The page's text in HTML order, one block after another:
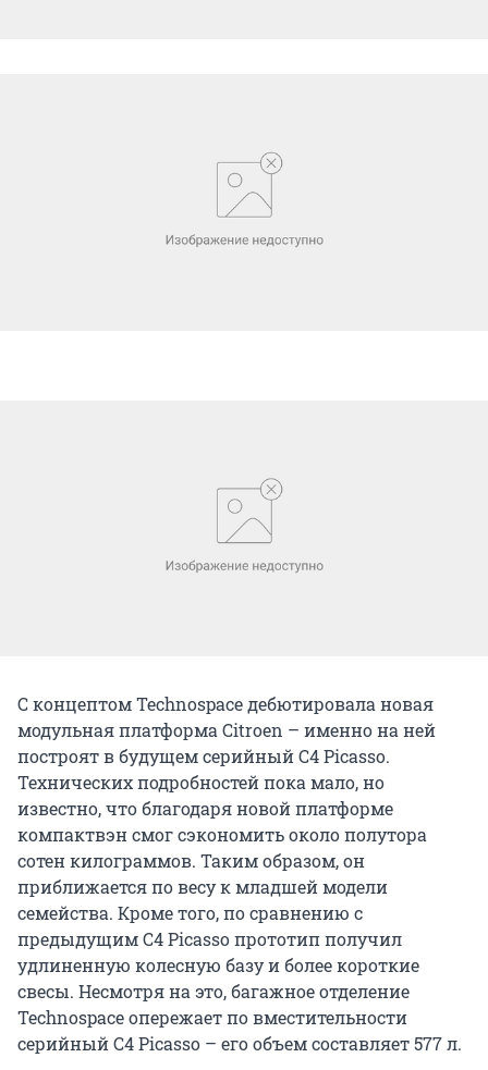
С концептом Technospace дебютировала новая
модульная платформа Citroen – именно на ней
построят в будущем серийный C4 Picasso.
Технических подробностей пока мало, но
известно, что благодаря новой платформе
компактвэн смог сэкономить около полутора
сотен килограммов. Таким образом, он
приближается по весу к младшей модели
семейства. Кроме того, по сравнению с
предыдущим C4 Picasso прототип получил
удлиненную колесную базу и более короткие
свесы. Несмотря на это, багажное отделение
Technospace опережает по вместительности
серийный С4 Picasso – его объем составляет 577 л.